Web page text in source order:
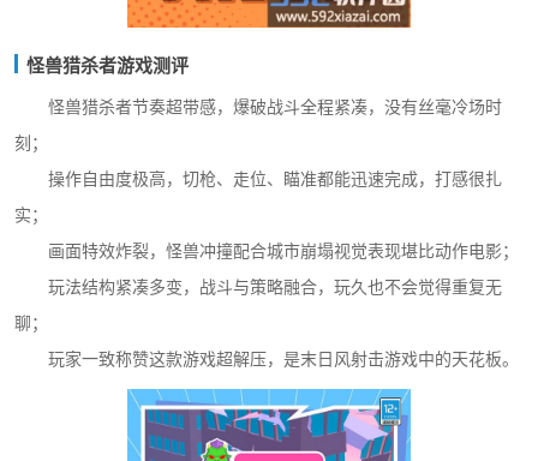
怪兽猎杀者游戏测评
怪兽猎杀者节奏超带感，爆破战斗全程紧凑，没有丝毫冷场时
刻；
操作自由度极高，切枪、走位、瞄准都能迅速完成，打感很扎
实；
画面特效炸裂，怪兽冲撞配合城市崩塌视觉表现堪比动作电影；
玩法结构紧凑多变，战斗与策略融合，玩久也不会觉得重复无
聊；
玩家一致称赞这款游戏超解压，是末日风射击游戏中的天花板。